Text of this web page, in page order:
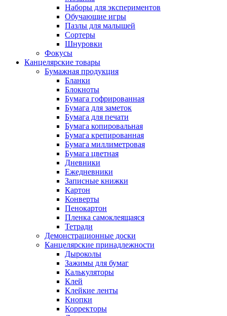
Наборы для экспериментов
Обучающие игры
Пазлы для малышей
Сортеры
Шнуровки
Фокусы
Канцелярские товары
Бумажная продукция
Бланки
Блокноты
Бумага гофрированная
Бумага для заметок
Бумага для печати
Бумага копировальная
Бумага крепированная
Бумага миллиметровая
Бумага цветная
Дневники
Ежедневники
Записные книжки
Картон
Конверты
Пенокартон
Пленка самоклеящаяся
Тетради
Демонстрационные доски
Канцелярские принадлежности
Дыроколы
Зажимы для бумаг
Калькуляторы
Клей
Клейкие ленты
Кнопки
Корректоры